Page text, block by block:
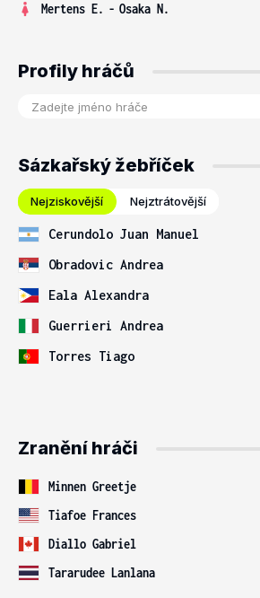
Mertens E. - Osaka N.
Profily hráčů
Sázkařský žebříček
Nejziskovější Nejztrátovější
Cerundolo Juan Manuel
Obradovic Andrea
Eala Alexandra
Guerrieri Andrea
Torres Tiago
Zranění hráči
Minnen Greetje
Tiafoe Frances
Diallo Gabriel
Tararudee Lanlana